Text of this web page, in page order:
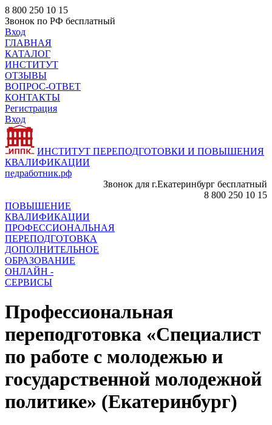
8 800 250 10 15
Звонок по РФ бесплатный
Вход
ГЛАВНАЯ
КАТАЛОГ
ИНСТИТУТ
ОТЗЫВЫ
ВОПРОС-ОТВЕТ
КОНТАКТЫ
Регистрация
Вход
ИНСТИТУТ ПЕРЕПОДГОТОВКИ И ПОВЫШЕНИЯ
КВАЛИФИКАЦИИ
педработник.рф
Звонок для г.Екатеринбург бесплатный
8 800 250 10 15
ПОВЫШЕНИЕ
КВАЛИФИКАЦИИ
ПРОФЕССИОНАЛЬНАЯ
ПЕРЕПОДГОТОВКА
ДОПОЛНИТЕЛЬНОЕ
ОБРАЗОВАНИЕ
ОНЛАЙН -
СЕРВИСЫ
Профессиональная
переподготовка «Специалист
по работе с молодежью и
государственной молодежной
политике» (Екатеринбург)